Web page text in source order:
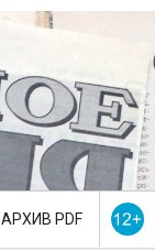
АРХИВ PDF